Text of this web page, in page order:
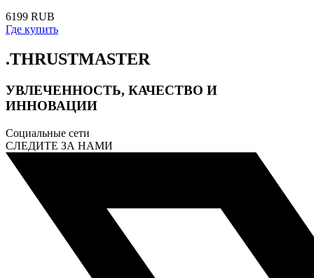
6199 RUB
Где купить
.THRUSTMASTER
УВЛЕЧЕННОСТЬ, КАЧЕСТВО И
ИННОВАЦИИ
Социальные сети
СЛЕДИТЕ ЗА НАМИ